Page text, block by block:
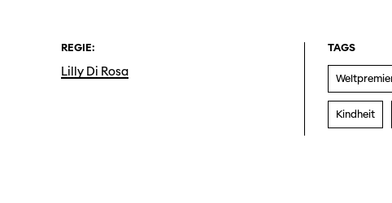
REGIE:
Lilly Di Rosa
TAGS
Kindheit